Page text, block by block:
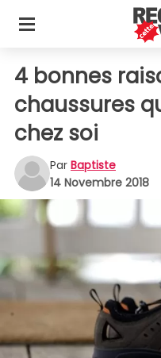
4 bonnes
chaussures
chez soi
Par Baptiste
14 Novembre 2018